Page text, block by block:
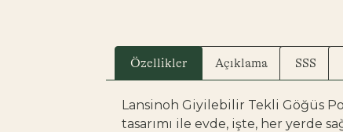
Özellikler Açıklama SSS
Lansinoh Giyilebilir Tekli Göğüs
tasarımı ile evde, işte, her yerde